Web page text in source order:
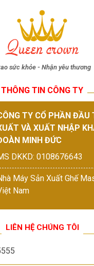
sức khỏe - Nhận yêu thương
THÔNG TIN CÔNG TY
TY CỔ PHẦN ĐẦU
VÀ XUẤT NHẬP
MINH ĐỨC
DKKD: 0108676643
Máy Sản Xuất Ghế
Nam
LIÊN HỆ CHÚNG TÔI